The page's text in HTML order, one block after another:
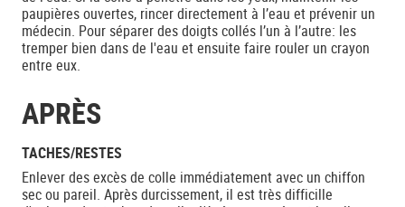
paupières ouvertes, rincer directement à l’eau et prévenir un
médecin. Pour séparer des doigts collés l’un à l’autre: les
tremper bien dans de l'eau et ensuite faire rouler un crayon
entre eux.
APRÈS
TACHES/RESTES
Enlever des excès de colle immédiatement avec un chiffon
sec ou pareil. Après durcissement, il est très difficille